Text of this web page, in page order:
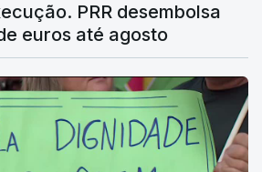
PRR desembolsa
euros até agosto